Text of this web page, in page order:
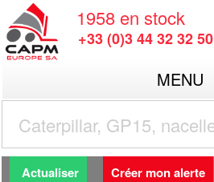
1958 en stock
+33 (0)3 44 32 32 50
MENU
Actualiser Créer mon alerte